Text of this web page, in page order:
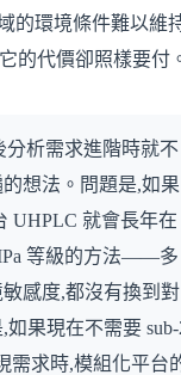
的環境條件難以維
的代價卻照樣要付
分析需求進階時就不
想法。問題是,如果
UHPLC 就會長年在
等級的方法——多
感度,都沒有換到對
果現在不需要 sub-
需求時,模組化平台